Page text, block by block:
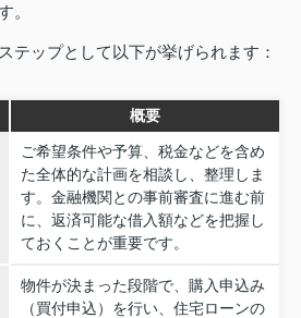
。
テップとして以下が挙げられます：
概要
ご希望条件や予算、税金などを含め
た全体的な計画を相談し、整理しま
す。金融機関との事前審査に進む前
に、返済可能な借入額などを把握し
ておくことが重要です。
物件が決まった段階で、購入申込み
（買付申込）を行い、住宅ローンの